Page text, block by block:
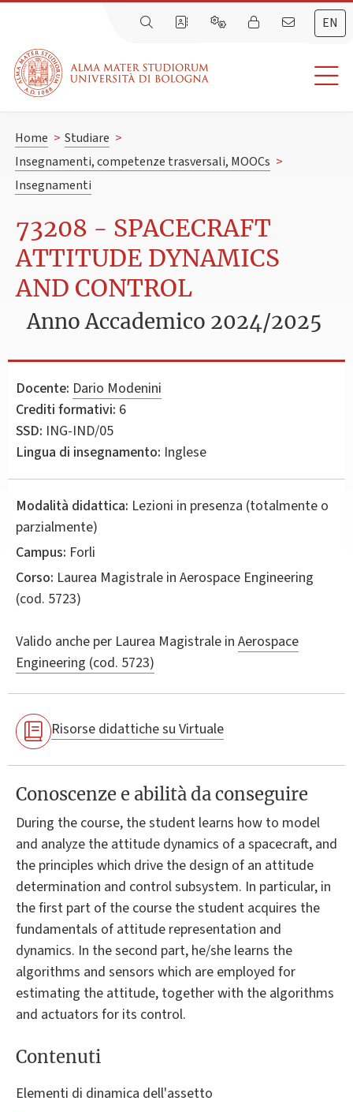
EN
Home > Studiare >
Insegnamenti, competenze trasversali, MOOCs >
Insegnamenti
73208 - SPACECRAFT
ATTITUDE DYNAMICS
AND CONTROL
Anno Accademico 2024/2025
Docente: Dario Modenini
Crediti formativi: 6
SSD: ING-IND/05
Lingua di insegnamento: Inglese
Modalità didattica: Lezioni in presenza (totalmente o
parzialmente)
Campus: Forli
Corso: Laurea Magistrale in Aerospace Engineering
(cod. 5723)
Valido anche per Laurea Magistrale in Aerospace
Engineering (cod. 5723)
Risorse didattiche su Virtuale
Conoscenze e abilità da conseguire
During the course, the student learns how to model
and analyze the attitude dynamics of a spacecraft, and
the principles which drive the design of an attitude
determination and control subsystem. In particular, in
the first part of the course the student acquires the
fundamentals of attitude representation and
dynamics. In the second part, he/she learns the
algorithms and sensors which are employed for
estimating the attitude, together with the algorithms
and actuators for its control.
Contenuti
Elementi di dinamica dell'assetto